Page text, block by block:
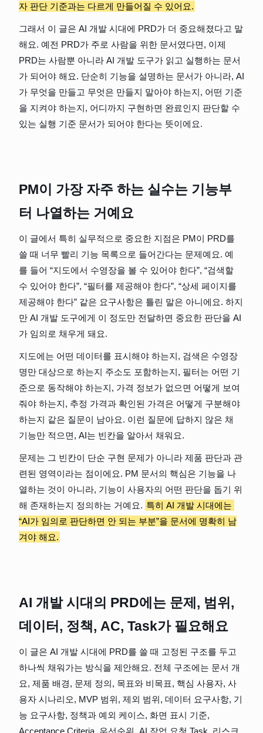
자 판단 기준과는 다르게 만들어질 수 있어요.
그래서 이 글은 AI 개발 시대에 PRD가 더 중요해졌다고 말
해요. 예전 PRD가 주로 사람을 위한 문서였다면, 이제
PRD는 사람뿐 아니라 AI 개발 도구가 읽고 실행하는 문서
가 되어야 해요. 단순히 기능을 설명하는 문서가 아니라, AI
가 무엇을 만들고 무엇은 만들지 말아야 하는지, 어떤 기준
을 지켜야 하는지, 어디까지 구현하면 완료인지 판단할 수
있는 실행 기준 문서가 되어야 한다는 뜻이에요.
PM이 가장 자주 하는 실수는 기능부
터 나열하는 거예요
이 글에서 특히 실무적으로 중요한 지점은 PM이 PRD를
쓸 때 너무 빨리 기능 목록으로 들어간다는 문제예요. 예
를 들어 “지도에서 수영장을 볼 수 있어야 한다”, “검색할
수 있어야 한다”, “필터를 제공해야 한다”, “상세 페이지를
제공해야 한다” 같은 요구사항은 틀린 말은 아니에요. 하지
만 AI 개발 도구에게 이 정도만 전달하면 중요한 판단을 AI
가 임의로 채우게 돼요.
지도에는 어떤 데이터를 표시해야 하는지, 검색은 수영장
명만 대상으로 하는지 주소도 포함하는지, 필터는 어떤 기
준으로 동작해야 하는지, 가격 정보가 없으면 어떻게 보여
줘야 하는지, 추정 가격과 확인된 가격은 어떻게 구분해야
하는지 같은 질문이 남아요. 이런 질문에 답하지 않은 채
기능만 적으면, AI는 빈칸을 알아서 채워요.
문제는 그 빈칸이 단순 구현 문제가 아니라 제품 판단과 관
련된 영역이라는 점이에요. PM 문서의 핵심은 기능을 나
열하는 것이 아니라, 기능이 사용자의 어떤 판단을 돕기 위
해 존재하는지 정의하는 거예요. 특히 AI 개발 시대에는
“AI가 임의로 판단하면 안 되는 부분”을 문서에 명확히 남
겨야 해요.
AI 개발 시대의 PRD에는 문제, 범위,
데이터, 정책, AC, Task가 필요해요
이 글은 AI 개발 시대에 PRD를 쓸 때 고정된 구조를 두고
하나씩 채워가는 방식을 제안해요. 전체 구조에는 문서 개
요, 제품 배경, 문제 정의, 목표와 비목표, 핵심 사용자, 사
용자 시나리오, MVP 범위, 제외 범위, 데이터 요구사항, 기
능 요구사항, 정책과 예외 케이스, 화면 표시 기준,
Acceptance Criteria, 우선순위, AI 작업 요청 Task, 리스크